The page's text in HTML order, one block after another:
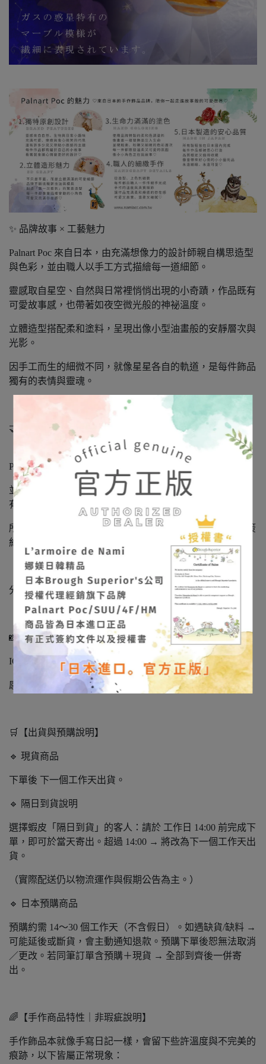
✨ 品牌故事 × 工藝魅力
Palnart Poc 來自日本，由充滿想像力的設計師親自構思造型
與色彩，並由職人以手工方式描繪每一道細節。
靈感取自星空、自然與日常裡悄悄出現的小奇蹟，作品既有
可愛故事感，也帶著如夜空微光般的神祕溫度。
立體造型搭配柔和塗料，呈現出像小型油畫般的安靜層次與
光影。
因手工而生的細微不同，就像星星各自的軌道，是每件飾品
獨有的表情與靈魂。
🤝 正式授權 × 日本進口正品
「娜媄日韓精品」是日本 Broush Superior’s 公司正式授權的
Palnart Poc 日本海外經銷商，
並經銷代理其旗下系列品牌：SUU / 4F / HM。（本賣場皆
有販售，歡迎詢問）
所有飾品皆為日本製造‧日本進口正品，持有正式授權與簽
約文件，請安心選購。
「娜媄日韓精品」很榮幸能將日本手作藝術帶到台灣，
分享這份細緻、溫柔且充滿靈魂的美。
📸 作品實拍不定期更新
IG/FB： @larmoiredenami
感受飾品在光影下的立體質感與色彩層次。
🛒【出貨與預購說明】
🔹 現貨商品
下單後 下一個工作天出貨。
🔹 隔日到貨說明
選擇蝦皮「隔日到貨」的客人：請於 工作日 14:00 前完成下
單，即可於當天寄出。超過 14:00 → 將改為下一個工作天出
貨。
（實際配送仍以物流運作與假期公告為主。）
🔹 日本預購商品
預購約需 14～30 個工作天（不含假日）。如遇缺貨/缺料 →
可能延後或斷貨，會主動通知退款。預購下單後恕無法取消
／更改。若同筆訂單含預購＋現貨 → 全部到齊後一併寄
出。
🌈【手作商品特性｜非瑕疵說明】
手作飾品本就像手寫日記一樣，會留下些許溫度與不完美的
痕跡，以下皆屬正常現象：